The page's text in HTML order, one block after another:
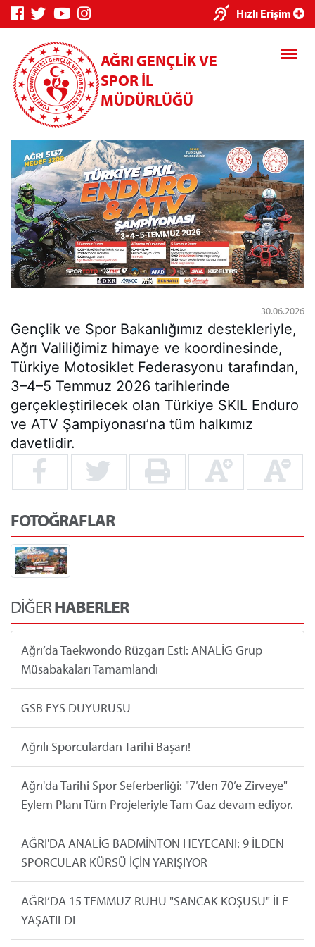
Hızlı Erişim
AĞRI GENÇLİK VE
SPOR İL
MÜDÜRLÜĞÜ
30.06.2026
Gençlik ve Spor Bakanlığımız destekleriyle,
Ağrı Valiliğimiz himaye ve koordinesinde,
Türkiye Motosiklet Federasyonu tarafından,
3–4–5 Temmuz 2026 tarihlerinde
gerçekleştirilecek olan Türkiye SKIL Enduro
ve ATV Şampiyonası’na tüm halkımız
davetlidir.
FOTOĞRAFLAR
DİĞERHABERLER
Ağrı’da Taekwondo Rüzgarı Esti: ANALİG Grup
Müsabakaları Tamamlandı
GSB EYS DUYURUSU
Ağrılı Sporculardan Tarihi Başarı!
Ağrı'da Tarihi Spor Seferberliği: "7’den 70’e Zirveye"
Eylem Planı Tüm Projeleriyle Tam Gaz devam ediyor.
AĞRI'DA ANALİG BADMİNTON HEYECANI: 9 İLDEN
SPORCULAR KÜRSÜ İÇİN YARIŞIYOR
AĞRI’DA 15 TEMMUZ RUHU "SANCAK KOŞUSU" İLE
YAŞATILDI
×
Genç Bilgi
Sistemi
Spor Bilgi
Sistemi
Kredi/Yurt
İşlemleri
Kredi/Yurt E-
Ödeme